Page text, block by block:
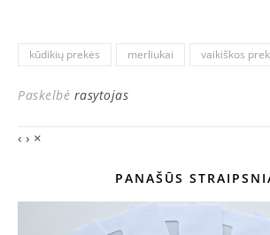
kūdikių prekės merliukai vaikiškos
Paskelbė rasytojas
‹ › ×
PANAŠŪS